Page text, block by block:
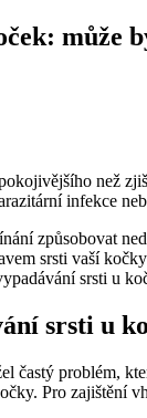
může
než
infekce
způsobovat
srsti vaší
srsti u
srsti u
častý problém,
Pro zajištění